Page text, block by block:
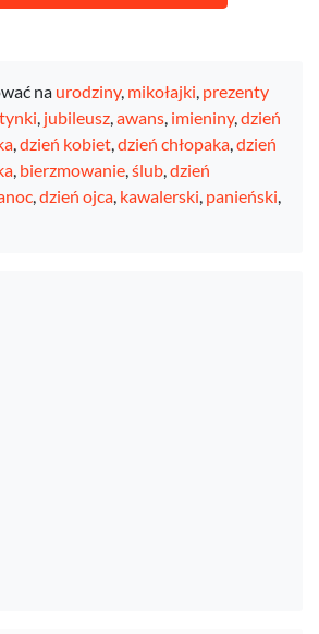
na urodziny, mikołajki, prezenty
, jubileusz,awans, imieniny,dzień
,dzień kobiet,dzień chłopaka,dzień
, bierzmowanie,ślub,dzień
,dzień ojca, kawalerski, panieński,